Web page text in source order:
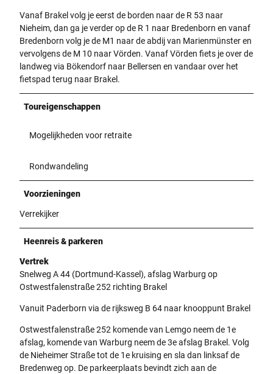
Vanaf Brakel volg je eerst de borden naar de R 53 naar
Nieheim, dan ga je verder op de R 1 naar Bredenborn en vanaf
Bredenborn volg je de M1 naar de abdij van Marienmünster en
vervolgens de M 10 naar Vörden. Vanaf Vörden fiets je over de
landweg via Bökendorf naar Bellersen en vandaar over het
fietspad terug naar Brakel.
Toureigenschappen
Mogelijkheden voor retraite
Rondwandeling
Voorzieningen
Verrekijker
Heenreis & parkeren
Vertrek
Snelweg A 44 (Dortmund-Kassel), afslag Warburg op
Ostwestfalenstraße 252 richting Brakel
Vanuit Paderborn via de rijksweg B 64 naar knooppunt Brakel
Ostwestfalenstraße 252 komende van Lemgo neem de 1e
afslag, komende van Warburg neem de 3e afslag Brakel. Volg
de Nieheimer Straße tot de 1e kruising en sla dan linksaf de
Bredenweg op. De parkeerplaats bevindt zich aan de